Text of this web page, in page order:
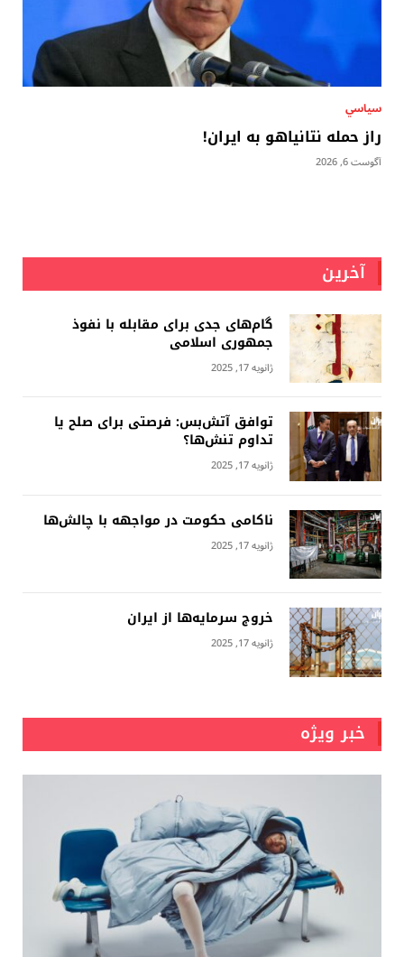
سياسي
راز حمله نتانیاهو به ایران!
آگوست 6, 2026
آخرین
گام‌های جدی برای مقابله با نفوذ
جمهوری اسلامى
ژانویه 17, 2025
توافق آتش‌بس: فرصتی برای صلح یا
تداوم تنش‌ها؟
ژانویه 17, 2025
ناکامی حکومت در مواجهه با چالش‌ها
ژانویه 17, 2025
خروج سرمایه‌ها از ایران
ژانویه 17, 2025
خبر ویژه